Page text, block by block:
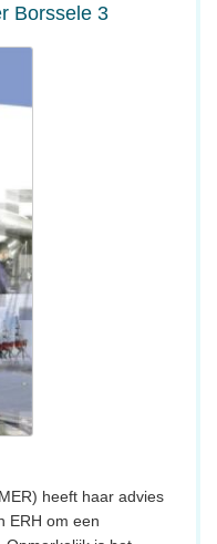
Borssele 3
heeft haar advies
ERH om een